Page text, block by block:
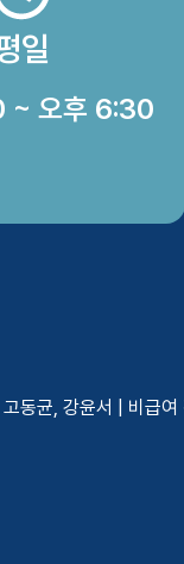
일
~ 오후 6:30
동균, 강윤서 | 비급여